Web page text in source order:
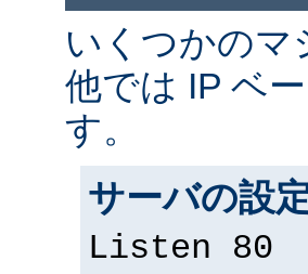
いくつかのマ
他では IP ベ
す。
サーバの設
Listen 80